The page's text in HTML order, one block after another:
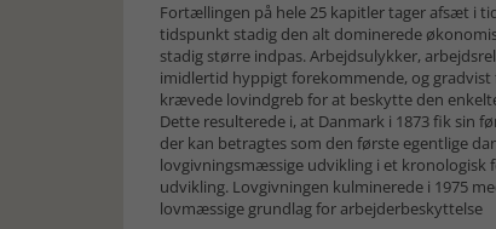
Fortællingen på hele 25 kapitler tager afsæt i
tidspunkt stadig den alt dominerede
stadig større indpas. Arbejdsulykker,
imidlertid hyppigt forekommende, og
krævede lovindgreb for at beskytte den
Dette resulterede i, at Danmark i 1873 fik sin
der kan betragtes som den første egentlige
lovgivningsmæssige udvikling i et
udvikling. Lovgivningen kulminerede i 1975
lovmæssige grundlag for arbejderbeskyttelse